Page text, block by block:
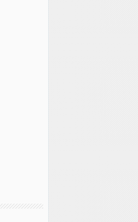
servies avec des escargots ! | Au